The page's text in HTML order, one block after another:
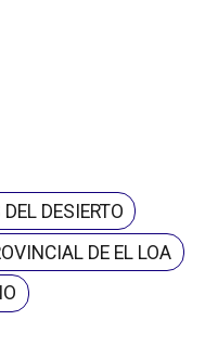
DESIERTO
DE EL LOA